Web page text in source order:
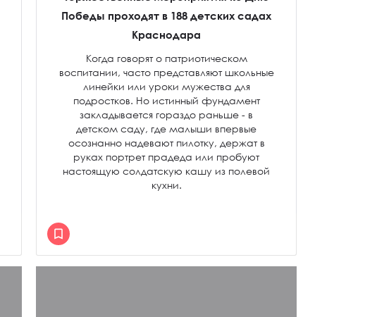
Победы проходят в 188 детских садах
Краснодара
Когда говорят о патриотическом
воспитании, часто представляют школьные
линейки или уроки мужества для
подростков. Но истинный фундамент
закладывается гораздо раньше - в
детском саду, где малыши впервые
осознанно надевают пилотку, держат в
руках портрет прадеда или пробуют
настоящую солдатскую кашу из полевой
кухни.